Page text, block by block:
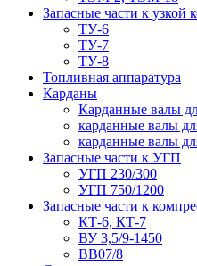
Запасные части к узкой
ТУ-6
ТУ-7
ТУ-8
Топливная аппаратура
Карданы
Карданные валы
карданные валы
карданные валы
Запасные части к УГП
УГП 230/300
УГП 750/1200
Запасные части к
КТ-6, КТ-7
ВУ 3,5/9-1450
ВВ07/8